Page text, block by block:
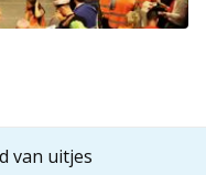
van uitjes